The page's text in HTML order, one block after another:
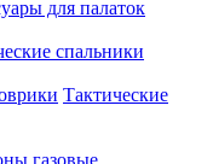
для палаток
спальники
Тактические